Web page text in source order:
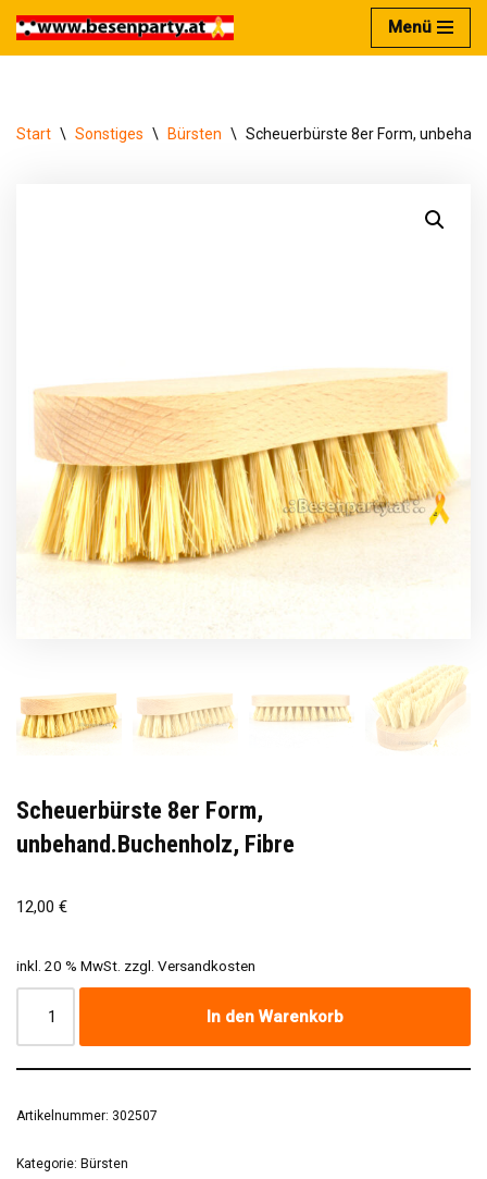
Zum
Menü
Start \ Sonstiges \ Bürsten \ Scheuerbürste 8er Form,
Scheuerbürste 8er Form,
unbehand.Buchenholz, Fibre
12,00 €
inkl. 20 % MwSt. zzgl. Versandkosten
In den Warenkorb
Artikelnummer: 302507
Kategorie: Bürsten